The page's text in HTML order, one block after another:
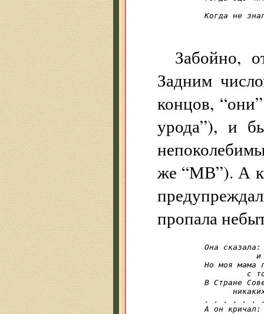
Когда не
Забойно,
Задним
концов,
урода”), и
же “МВ”). А
пропала
Она сказала:
и
Но моя мама
с
В Стране
. . . . . .
А он кричал: